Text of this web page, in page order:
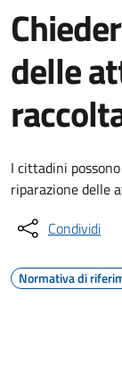
delle
I cittadini
riparazione delle
Condividi
Normativa di